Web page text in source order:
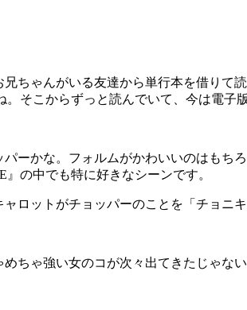
ちゃんがいる友達から単行本を借りて
そこからずっと読んでいて、今は電子
ーかな。フォルムがかわいいのはもち
の中でも特に好きなシーンです。
ロットがチョッパーのことを「チョニ
ゃ強い女のコが次々出てきたじゃな